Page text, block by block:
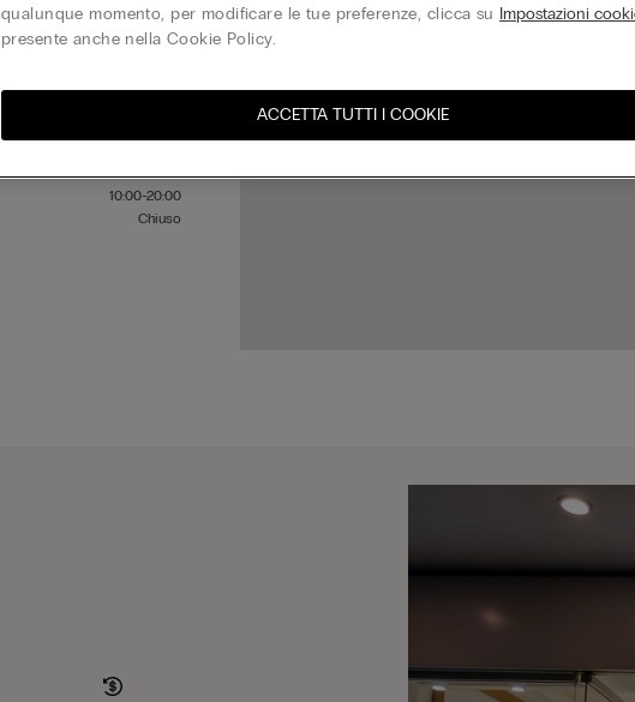
10:00-20:00
10:00-20:00
Chiuso
qualunque momento, per modificare le tue preferenze, clicca su Impostazioni
presente anche nella Cookie Policy.
ACCETTA TUTTI I COOKIE